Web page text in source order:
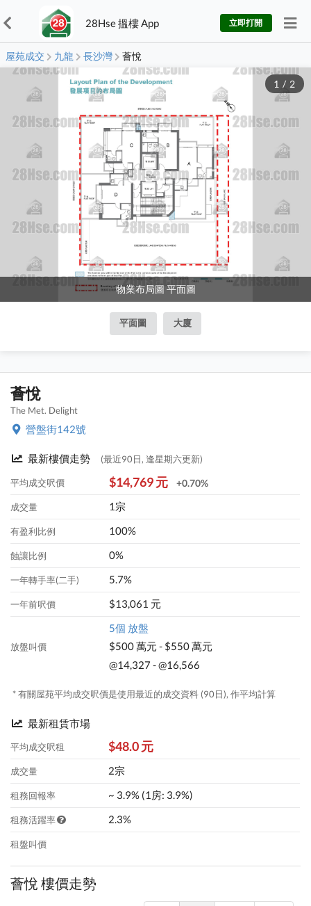
28Hse 搵樓 App 立即打開
屋苑成交 九龍 長沙灣 薈悅
物業布局圖 平面圖
1 / 2
平面圖 大廈
薈悅
The Met. Delight
營盤街142號
最新樓價走勢 (最近90日, 逢星期六更新)
平均成交呎價 $14,769 元 +0.70%
成交量 1宗
有盈利比例 100%
蝕讓比例 0%
一年轉手率(二手) 5.7%
一年前呎價 $13,061 元
放盤叫價
5個 放盤
$500 萬元 - $550 萬元
@14,327 - @16,566
* 有關屋苑平均成交呎價是使用最近的成交資料 (90日), 作平均計算
最新租賃市場
平均成交呎租 $48.0 元
成交量 2宗
租務回報率 ~ 3.9% (1房: 3.9%)
租務活躍率 2.3%
租盤叫價
薈悅 樓價走勢